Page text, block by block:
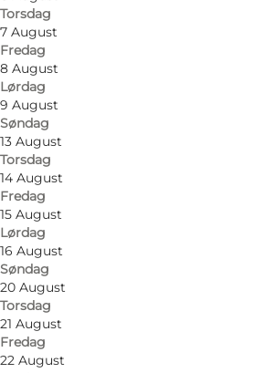
Torsdag
7 August
Fredag
8 August
Lørdag
9 August
Søndag
13 August
Torsdag
14 August
Fredag
15 August
Lørdag
16 August
Søndag
20 August
Torsdag
21 August
Fredag
22 August